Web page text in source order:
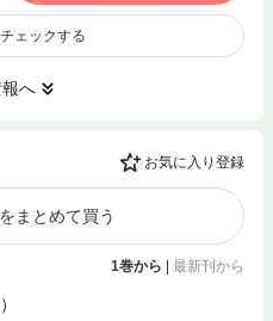
ェックする
へ
お気に入り登録
まとめて買う
1巻から 最新刊から